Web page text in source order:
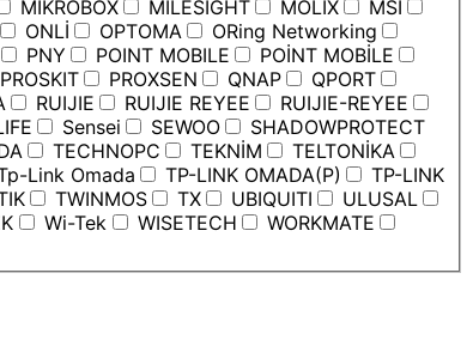
MIKROBOX MILESIGHT MOLIX
MSI
ONLİ OPTOMA
ORing Networking
PNY POINT MOBILE
POİNT MOBİLE
PROSKIT PROXSEN QNAP
QPORT
RUIJIE RUIJIE REYEE
RUIJIE-REYEE
Sensei SEWOO
SHADOWPROTECT
TECHNOPC TEKNİM
TELTONİKA
Link Omada TP-LINK OMADA(P)
TP-LINK
TWINMOS TX UBIQUITI
ULUSAL
Wi-Tek WISETECH
WORKMATE